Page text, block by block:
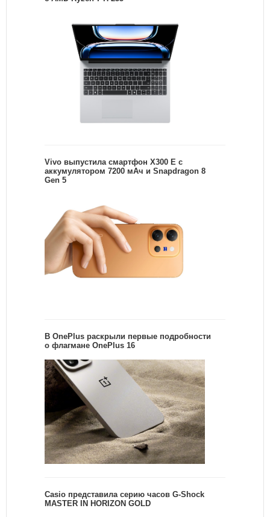
Vivo выпустила смартфон X300 E с
аккумулятором 7200 мАч и Snapdragon 8
Gen 5
В OnePlus раскрыли первые подробности
о флагмане OnePlus 16
Casio представила серию часов G-Shock
MASTER IN HORIZON GOLD